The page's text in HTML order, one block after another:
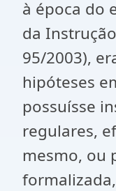
à época do
da
95/2003),
hipóteses
possuísse
regulares,
mesmo, ou